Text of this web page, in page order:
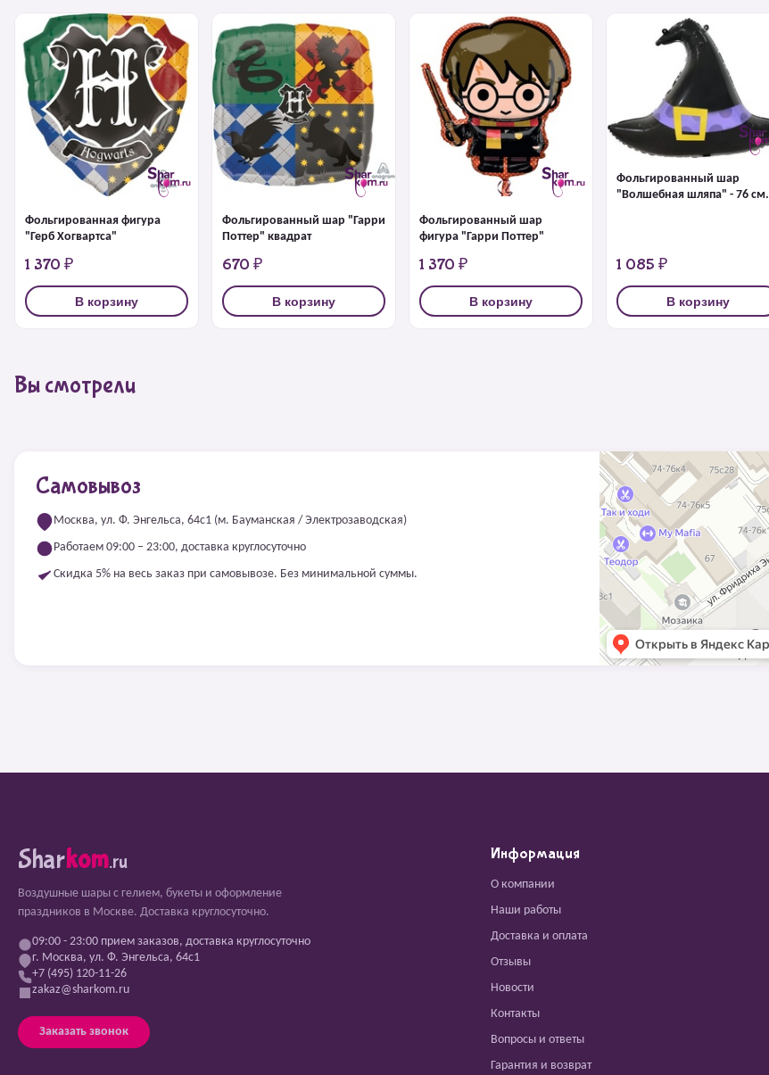
Фольгированная фигура
"Герб Хогвартса"
1 370 ₽
В корзину
Фольгированный шар "Гарри
Поттер" квадрат
670 ₽
В корзину
Фольгированный шар
фигура "Гарри Поттер"
1 370 ₽
В корзину
Фольгированный шар
"Волшебная шляпа" - 76 см.
1 085 ₽
В корзину
Вы смотрели
Самовывоз
Москва, ул. Ф. Энгельса, 64с1 (м. Бауманская / Электрозаводская)
Работаем 09:00 – 23:00, доставка круглосуточно
Скидка 5% на весь заказ при самовывозе. Без минимальной суммы.
Sharkom.ru
Воздушные шары с гелием, букеты и оформление
праздников в Москве. Доставка круглосуточно.
09:00 - 23:00 прием заказов, доставка круглосуточно
г. Москва, ул. Ф. Энгельса, 64с1
+7 (495) 120-11-26
zakaz@sharkom.ru
Заказать звонок
Информация
О компании
Наши работы
Доставка и оплата
Отзывы
Новости
Контакты
Вопросы и ответы
Гарантия и возврат